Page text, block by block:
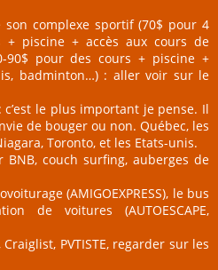
complexe sportif (70$ pour 4
+ piscine + accès aux cours de
90$ pour des cours + piscine +
badminton…) : aller voir sur le
c’est le plus important je pense. Il
de bouger ou non. Québec, les
Toronto, et les Etats-unis.
couch surfing, auberges de
(AMIGOEXPRESS), le bus
de voitures (AUTOESCAPE,
PVTISTE, regarder sur les